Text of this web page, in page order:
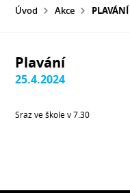
Úvod Akce PLAVÁNÍ
Plavání
25.4.2024
Sraz ve škole v 7.30